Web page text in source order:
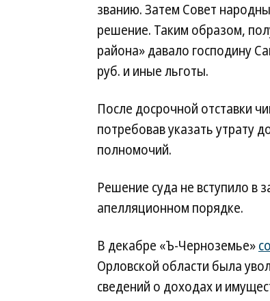
званию. Затем Совет
решение. Таким образом,
района» давало господину
руб. и иные льготы.
После досрочной отставки
потребовав указать утрату
полномочий.
Решение суда не вступило в
апелляционном порядке.
В декабре «Ъ-Черноземье»
Орловской области была
сведений о доходах и